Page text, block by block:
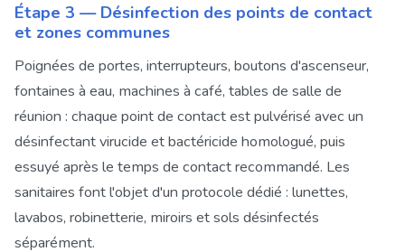
Étape 3 — Désinfection des points de contact
et zones communes
Poignées de portes, interrupteurs, boutons d'ascenseur,
fontaines à eau, machines à café, tables de salle de
réunion : chaque point de contact est pulvérisé avec un
désinfectant virucide et bactéricide homologué, puis
essuyé après le temps de contact recommandé. Les
sanitaires font l'objet d'un protocole dédié : lunettes,
lavabos, robinetterie, miroirs et sols désinfectés
séparément.